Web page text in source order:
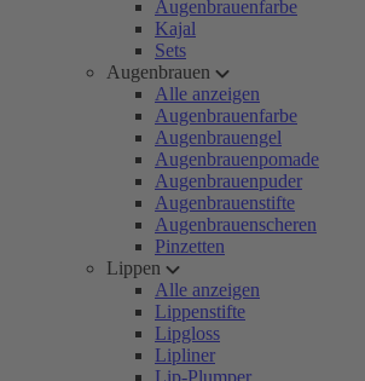
Augenbrauenfarbe
Kajal
Sets
Augenbrauen
Alle anzeigen
Augenbrauenfarbe
Augenbrauengel
Augenbrauenpomade
Augenbrauenpuder
Augenbrauenstifte
Augenbrauenscheren
Pinzetten
Lippen
Alle anzeigen
Lippenstifte
Lipgloss
Lipliner
Lip-Plumper